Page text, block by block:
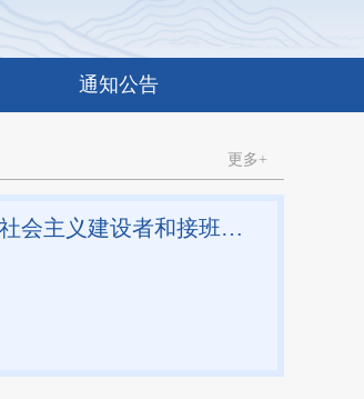
通知公告
更多+
“培养德智体美劳全面发展的社会主义建设者和接班人”——习近平总书记的重要论述指引基础教育改革发展开创新局面